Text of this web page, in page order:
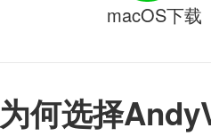
为何选择
macOS下载